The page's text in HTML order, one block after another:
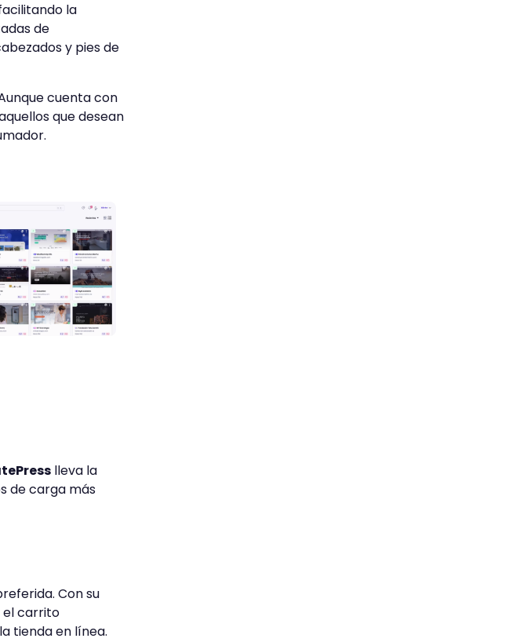
la
de
y pies de
cuenta con
que desean
lleva la
de carga más
Con su
el carrito
tienda en línea.